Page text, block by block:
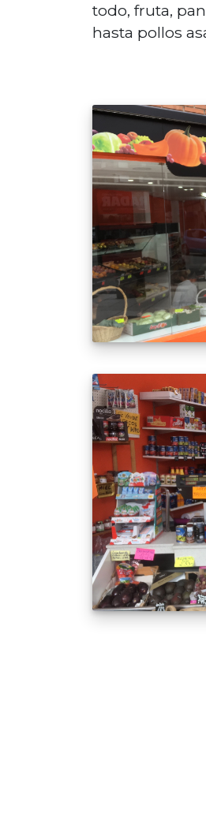
todo, fruta,
hasta pollos